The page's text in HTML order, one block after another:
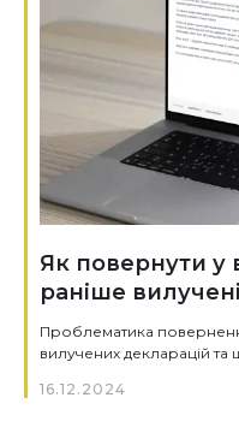
Як повернути у
раніше
Проблематика
вилучених декларацій
16.12.2024